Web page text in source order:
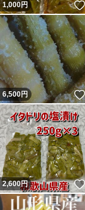
1,000円
6,500円
2,600円